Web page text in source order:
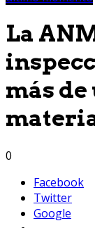
La
más
0
Facebook
Twitter
Google